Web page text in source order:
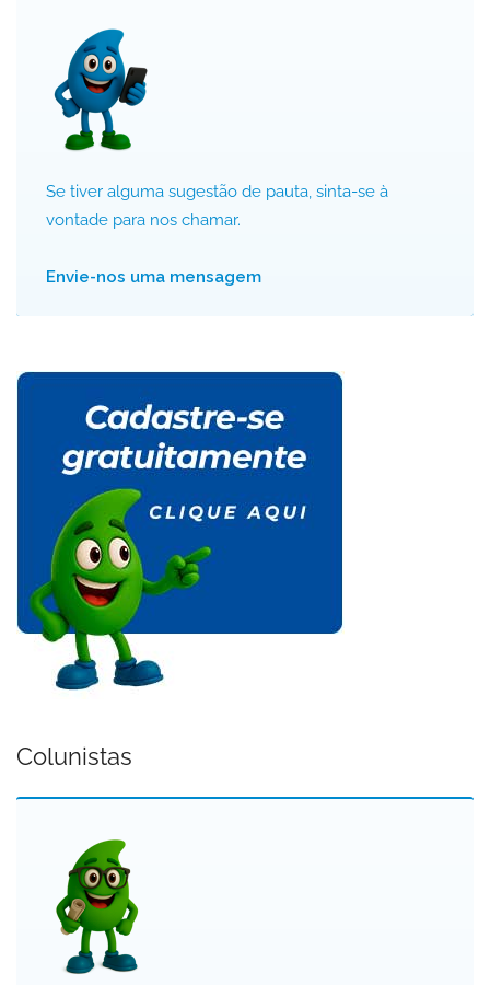
Se tiver alguma sugestão de pauta, sinta-se à
vontade para nos chamar.
Envie-nos uma mensagem
Colunistas